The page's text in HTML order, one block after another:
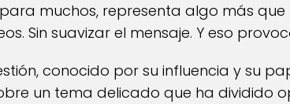
muchos, representa algo más
Sin suavizar el mensaje. Y eso
conocido por su influencia y su
un tema delicado que ha dividido